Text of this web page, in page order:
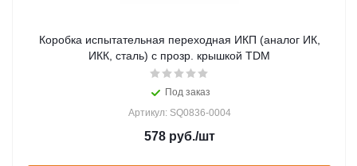
Коробка испытательная переходная ИКП (аналог ИК,
ИКК, сталь) с прозр. крышкой TDM
Под заказ
Артикул: SQ0836-0004
578руб./шт